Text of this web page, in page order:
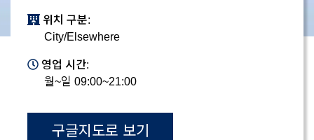
위치 구분:
City/Elsewhere
영업 시간:
월~일 09:00~21:00
구글지도로 보기